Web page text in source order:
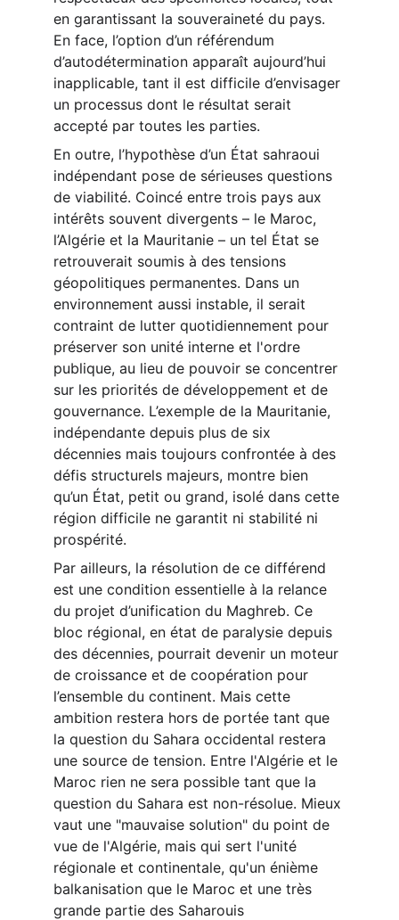
en garantissant la souveraineté du pays.
En face, l’option d’un référendum
d’autodétermination apparaît aujourd’hui
inapplicable, tant il est difficile d’envisager
un processus dont le résultat serait
accepté par toutes les parties.
En outre, l’hypothèse d’un État sahraoui
indépendant pose de sérieuses questions
de viabilité. Coincé entre trois pays aux
intérêts souvent divergents – le Maroc,
l’Algérie et la Mauritanie – un tel État se
retrouverait soumis à des tensions
géopolitiques permanentes. Dans un
environnement aussi instable, il serait
contraint de lutter quotidiennement pour
préserver son unité interne et l'ordre
publique, au lieu de pouvoir se concentrer
sur les priorités de développement et de
gouvernance. L’exemple de la Mauritanie,
indépendante depuis plus de six
décennies mais toujours confrontée à des
défis structurels majeurs, montre bien
qu’un État, petit ou grand, isolé dans cette
région difficile ne garantit ni stabilité ni
prospérité.
Par ailleurs, la résolution de ce différend
est une condition essentielle à la relance
du projet d’unification du Maghreb. Ce
bloc régional, en état de paralysie depuis
des décennies, pourrait devenir un moteur
de croissance et de coopération pour
l’ensemble du continent. Mais cette
ambition restera hors de portée tant que
la question du Sahara occidental restera
une source de tension. Entre l'Algérie et le
Maroc rien ne sera possible tant que la
question du Sahara est non-résolue. Mieux
vaut une "mauvaise solution" du point de
vue de l'Algérie, mais qui sert l'unité
régionale et continentale, qu'un énième
balkanisation que le Maroc et une très
grande partie des Saharouis